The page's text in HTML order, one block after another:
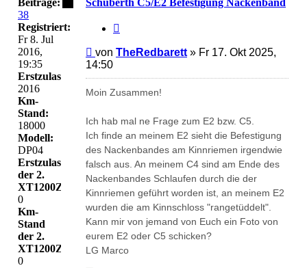
Beiträge:
38
Registriert:
Fr 8. Jul
2016,
19:35
Erstzulassung:
2016
Km-
Stand:
18000
Modell:
DP04
Erstzulassung
der 2.
XT1200Z:
0
Km-
Stand
der 2.
XT1200Z:
0
Schuberth C5/E2 Befestigung Nackenband
Beitrag
von TheRedbarett» Fr 17. Okt 2025,
14:50
Moin Zusammen!
Ich hab mal ne Frage zum E2 bzw. C5.
Ich finde an meinem E2 sieht die Befestigung
des Nackenbandes am Kinnriemen irgendwie
falsch aus. An meinem C4 sind am Ende des
Nackenbandes Schlaufen durch die der
Kinnriemen geführt worden ist, an meinem E2
wurden die am Kinnschloss "rangetüddelt".
Kann mir von jemand von Euch ein Foto von
eurem E2 oder C5 schicken?
LG Marco